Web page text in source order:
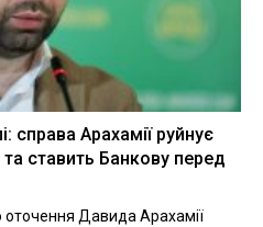
справа Арахамії руйнує
ставить Банкову перед
оточення Давида Арахамії